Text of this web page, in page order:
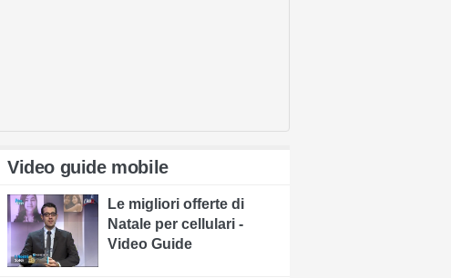
Video guide mobile
Le migliori offerte di
Natale per cellulari -
Video Guide